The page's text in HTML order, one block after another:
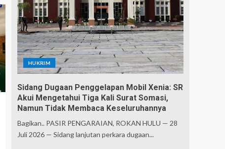
HUKRIM
Sidang Dugaan Penggelapan Mobil Xenia: SR
Akui Mengetahui Tiga Kali Surat Somasi,
Namun Tidak Membaca Keseluruhannya
Bagikan.. PASIR PENGARAIAN, ROKAN HULU — 28
Juli 2026 — Sidang lanjutan perkara dugaan...